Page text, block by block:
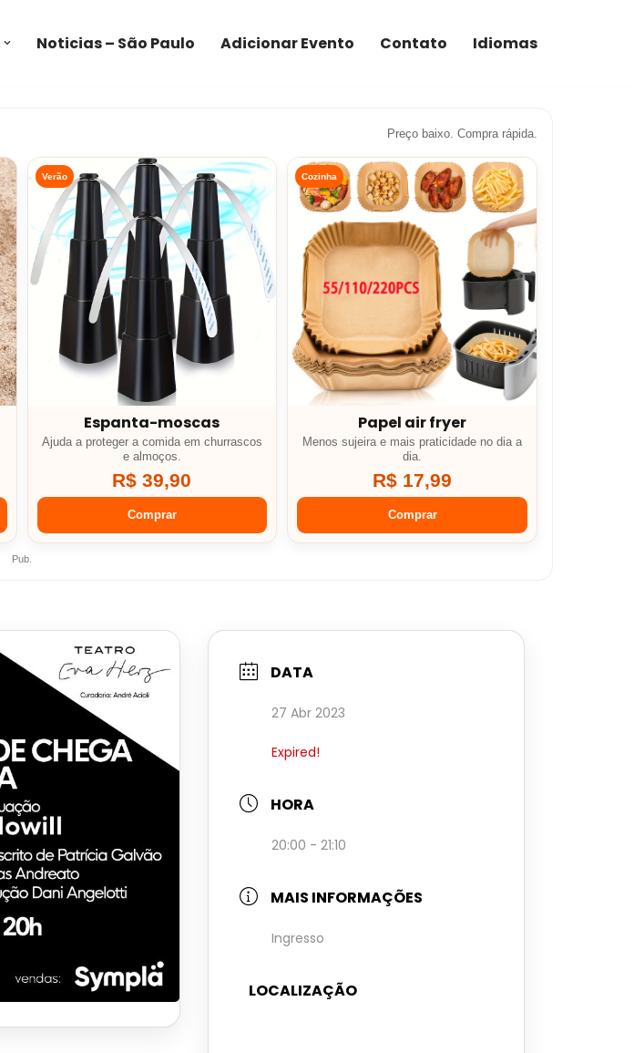
Noticias – São Paulo Adicionar Evento Contato Idiomas
Preço baixo. Compra rápida.
Verão
Espanta-moscas
Ajuda a proteger a comida em churrascos
e almoços.
R$ 39,90
Comprar
Cozinha
Papel air fryer
Menos sujeira e mais praticidade no dia a
dia.
R$ 17,99
Comprar
Pub.
DATA
27 Abr 2023
Expired!
HORA
20:00 - 21:10
MAIS INFORMAÇÕES
Ingresso
LOCALIZAÇÃO